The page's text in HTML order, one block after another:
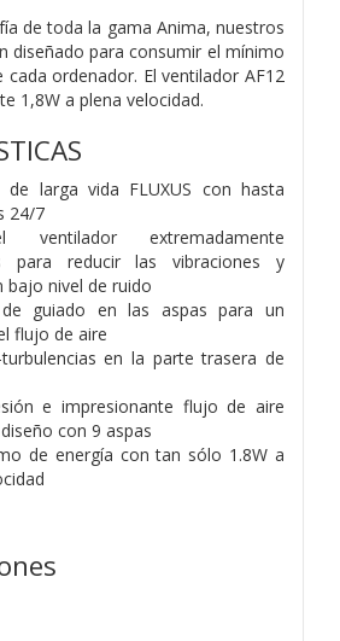
de toda la gama Anima, nuestros
diseñado para consumir el mínimo
cada ordenador. El ventilador AF12
1,8W a plena velocidad.
de larga vida FLUXUS con hasta
24/7
ventilador extremadamente
para reducir las vibraciones y
bajo nivel de ruido
de guiado en las aspas para un
flujo de aire
en la parte trasera de
e impresionante flujo de aire
con 9 aspas
de energía con tan sólo 1.8W a